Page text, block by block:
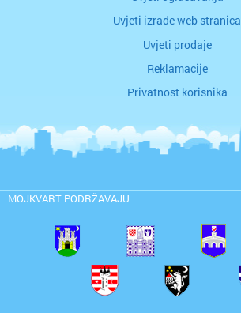
Uvjeti izrade web stranica
Uvjeti prodaje
Reklamacije
Privatnost korisnika
MOJKVART PODRŽAVAJU